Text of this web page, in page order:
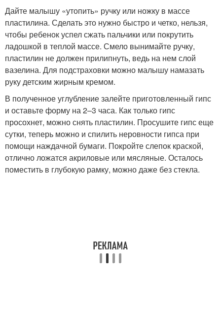
Дайте малышу «утопить» ручку или ножку в массе
пластилина. Сделать это нужно быстро и четко, нельзя,
чтобы ребенок успел сжать пальчики или покрутить
ладошкой в теплой массе. Смело вынимайте ручку,
пластилин не должен прилипнуть, ведь на нем слой
вазелина. Для подстраховки можно малышу намазать
руку детским жирным кремом.
В полученное углубление залейте приготовленный гипс
и оставьте форму на 2–3 часа. Как только гипс
просохнет, можно снять пластилин. Просушите гипс еще
сутки, теперь можно и спилить неровности гипса при
помощи наждачной бумаги. Покройте слепок краской,
отлично ложатся акриловые или мясляные. Осталось
поместить в глубокую рамку, можно даже без стекла.